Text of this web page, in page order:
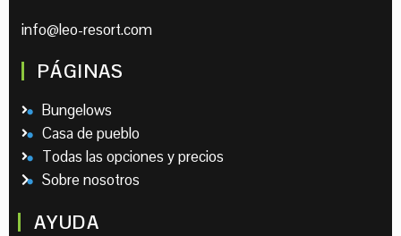
info@leo-resort.com
PÁGINAS
Bungelows
Casa de pueblo
Todas las opciones y precios
Sobre nosotros
AYUDA